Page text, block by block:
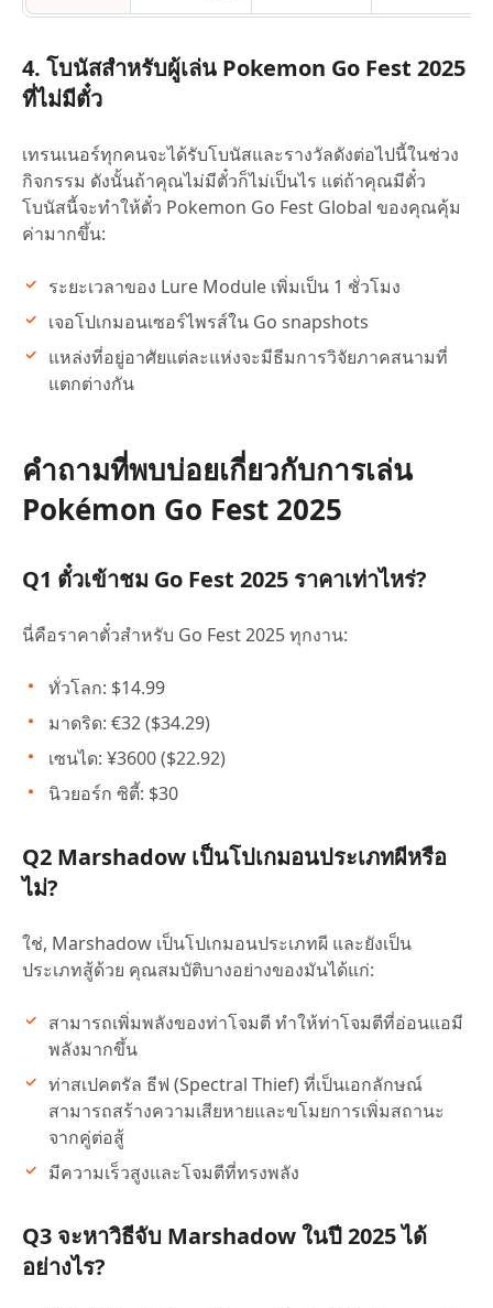
4. โบนัสสำหรับผู้เล่น Pokemon Go Fest 2025
ที่ไม่มีตั๋ว
เทรนเนอร์ทุกคนจะได้รับโบนัสและรางวัลดังต่อไปนี้ในช่วง
กิจกรรม ดังนั้นถ้าคุณไม่มีตั๋วก็ไม่เป็นไร แต่ถ้าคุณมีตั๋ว
โบนัสนี้จะทำให้ตั๋ว Pokemon Go Fest Global ของคุณคุ้ม
ค่ามากขึ้น:
ระยะเวลาของ Lure Module เพิ่มเป็น 1 ชั่วโมง
เจอโปเกมอนเซอร์ไพรส์ใน Go snapshots
แหล่งที่อยู่อาศัยแต่ละแห่งจะมีธีมการวิจัยภาคสนามที่
แตกต่างกัน
คำถามที่พบบ่อยเกี่ยวกับการเล่น
Pokémon Go Fest 2025
Q1 ตั๋วเข้าชม Go Fest 2025 ราคาเท่าไหร่?
นี่คือราคาตั๋วสำหรับ Go Fest 2025 ทุกงาน:
ทั่วโลก: $14.99
มาดริด: €32 ($34.29)
เซนได: ¥3600 ($22.92)
นิวยอร์ก ซิตี้: $30
Q2 Marshadow เป็นโปเกมอนประเภทผีหรือ
ไม่?
ใช่, Marshadow เป็นโปเกมอนประเภทผี และยังเป็น
ประเภทสู้ด้วย คุณสมบัติบางอย่างของมันได้แก่:
สามารถเพิ่มพลังของท่าโจมตี ทำให้ท่าโจมตีที่อ่อนแอมี
พลังมากขึ้น
ท่าสเปคตรัล ธีฟ (Spectral Thief) ที่เป็นเอกลักษณ์
สามารถสร้างความเสียหายและขโมยการเพิ่มสถานะ
จากคู่ต่อสู้
มีความเร็วสูงและโจมตีที่ทรงพลัง
Q3 จะหาวิธีจับ Marshadow ในปี 2025 ได้
อย่างไร?